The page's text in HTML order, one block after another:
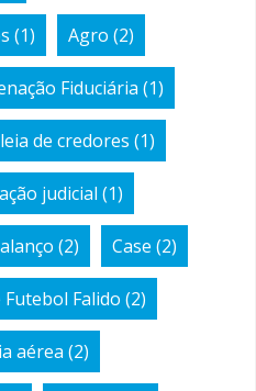
(1) Agro (2)
Fiduciária (1)
de credores (1)
judicial (1)
(2) Case (2)
Futebol Falido (2)
aérea (2)